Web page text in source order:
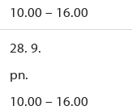
10.00 – 16.00
28. 9.
pn.
10.00 – 16.00